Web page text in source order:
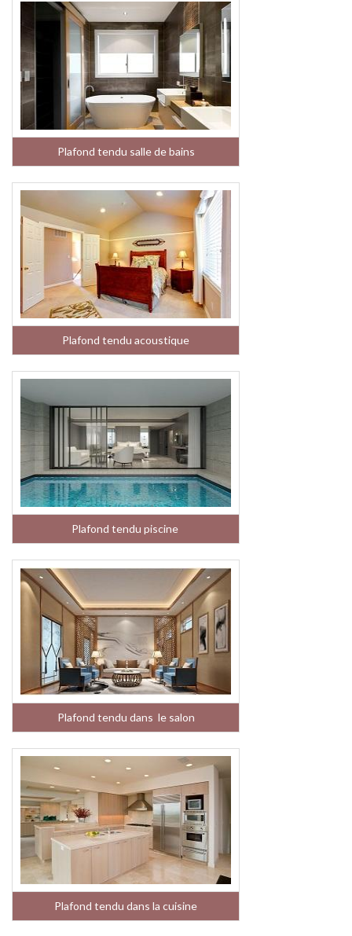
Plafond tendu salle de bains
Plafond tendu acoustique
Plafond tendu piscine
Plafond tendu dans le salon
Plafond tendu dans la cuisine